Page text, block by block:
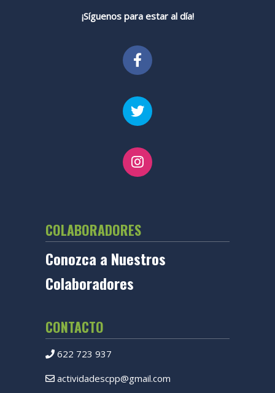
¡Síguenos para estar al día!
COLABORADORES
Conozca a Nuestros
Colaboradores
CONTACTO
622 723 937
actividadescpp@gmail.com